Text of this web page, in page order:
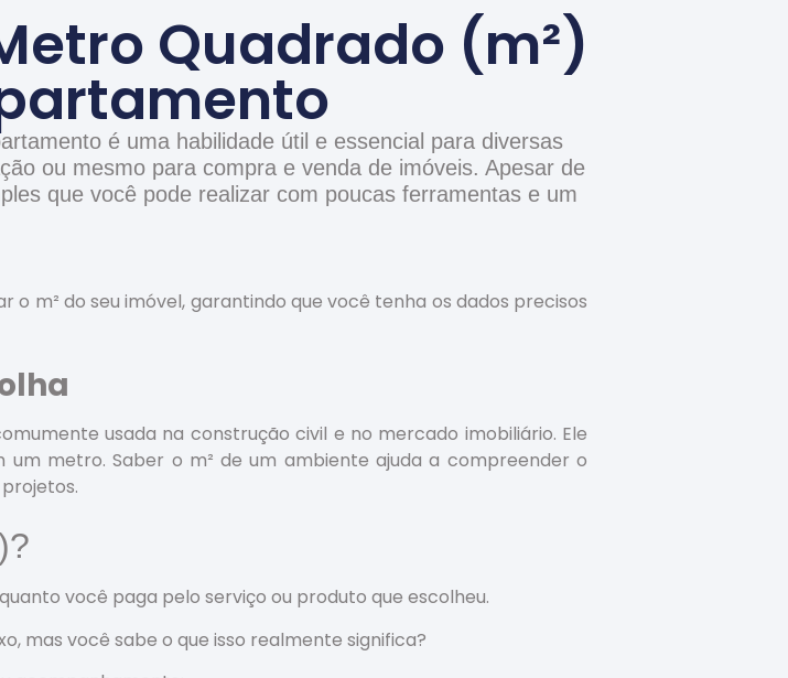
Quadrado (m²)
é uma habilidade útil e essencial para diversas
ou mesmo para compra e venda de imóveis. Apesar de
que você pode realizar com poucas ferramentas e um
m² do seu imóvel, garantindo que você tenha os dados precisos
usada na construção civil e no mercado imobiliário. Ele
metro. Saber o m² de um ambiente ajuda a compreender o
você paga pelo serviço ou produto que escolheu.
mas você sabe o que isso realmente significa?